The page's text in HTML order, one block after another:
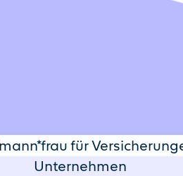
für
Unternehmen